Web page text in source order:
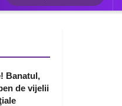
Banatul,
de vijelii